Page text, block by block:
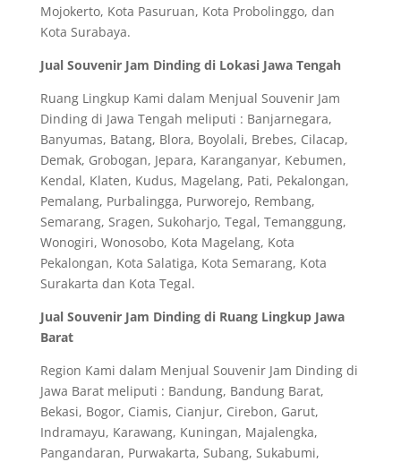
Mojokerto, Kota Pasuruan, Kota Probolinggo, dan
Kota Surabaya.
Jual Souvenir Jam Dinding di Lokasi Jawa Tengah
Ruang Lingkup Kami dalam Menjual Souvenir Jam
Dinding di Jawa Tengah meliputi : Banjarnegara,
Banyumas, Batang, Blora, Boyolali, Brebes, Cilacap,
Demak, Grobogan, Jepara, Karanganyar, Kebumen,
Kendal, Klaten, Kudus, Magelang, Pati, Pekalongan,
Pemalang, Purbalingga, Purworejo, Rembang,
Semarang, Sragen, Sukoharjo, Tegal, Temanggung,
Wonogiri, Wonosobo, Kota Magelang, Kota
Pekalongan, Kota Salatiga, Kota Semarang, Kota
Surakarta dan Kota Tegal.
Jual Souvenir Jam Dinding di Ruang Lingkup Jawa
Barat
Region Kami dalam Menjual Souvenir Jam Dinding di
Jawa Barat meliputi : Bandung, Bandung Barat,
Bekasi, Bogor, Ciamis, Cianjur, Cirebon, Garut,
Indramayu, Karawang, Kuningan, Majalengka,
Pangandaran, Purwakarta, Subang, Sukabumi,